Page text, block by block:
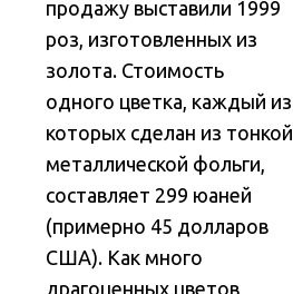
продажу выставили 1999
роз, изготовленных из
золота. Стоимость
одного цветка, каждый из
которых сделан из тонкой
металлической фольги,
составляет 299 юаней
(примерно 45 долларов
США). Как много
драгоценных цветов